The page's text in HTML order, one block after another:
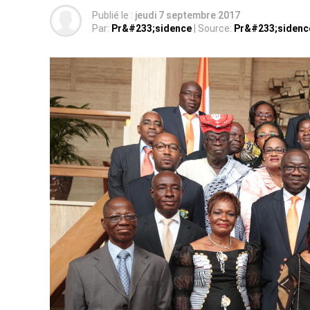
Publié le : jeudi 7 septembre 2017
Par: Pr&#233;sidence | Source: